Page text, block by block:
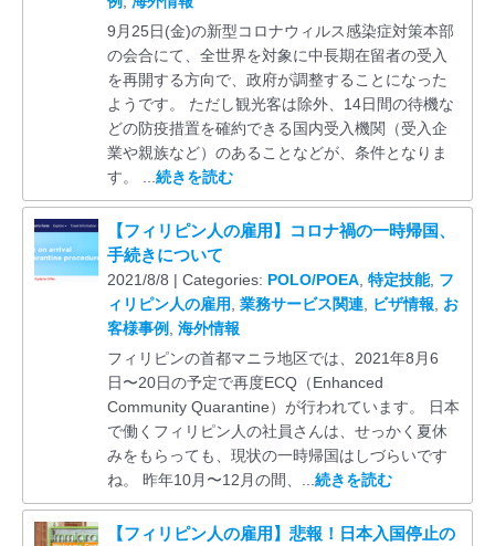
9月25日(金)の新型コロナウィルス感染症対策本部
の会合にて、全世界を対象に中長期在留者の受入
を再開する方向で、政府が調整することになった
ようです。 ただし観光客は除外、14日間の待機な
どの防疫措置を確約できる国内受入機関（受入企
業や親族など）のあることなどが、条件となりま
す。 ... 続きを読む
【フィリピン人の雇用】コロナ禍の一時帰国、
手続きについて
2021/8/8 | Categories: POLO/POEA, 特定技能, フ
ィリピン人の雇用 業務サービス関連, ビザ情報
お
客様事例, 海外情報
フィリピンの首都マニラ地区では、2021年8月6
日〜20日の予定で再度ECQ（Enhanced
Community Quarantine）が行われています。 日本
で働くフィリピン人の社員さんは、せっかく夏休
みをもらっても、現状の一時帰国はしづらいです
ね。 昨年10月〜12月の間、... 続きを読む
【フィリピン人の雇用】悲報！日本入国停止の